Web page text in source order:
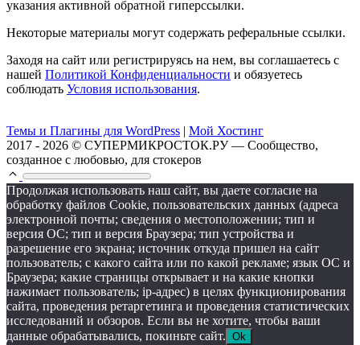
указания активной обратной гиперссылки.
Некоторые материалы могут содержать реферальные ссылки.
Заходя на сайт или регистрируясь на нем, вы соглашаетесь с
нашей Политикой Конфиденциальности и обязуетесь
соблюдать Условия использования.
Темы и Плагины для WordPress | Мой Хостинг
2017 - 2026 © СУПЕРМИКРОСТОК.РУ — Сообщество,
созданное с любовью, для стокеров
Продолжая использовать наш сайт, вы даете согласие на
обработку файлов Cookie, пользовательских данных (адреса
электронной почты; сведения о местоположении; тип и
версия ОС; тип и версия Браузера; тип устройства и
разрешение его экрана; источник откуда пришел на сайт
пользователь; с какого сайта или по какой рекламе; язык ОС и
Браузера; какие страницы открывает и на какие кнопки
нажимает пользователь; ip-адрес) в целях функционирования
сайта, проведения ретаргетинга и проведения статистических
исследований и обзоров. Если вы не хотите, чтобы ваши
данные обрабатывались, покиньте сайт. Ok